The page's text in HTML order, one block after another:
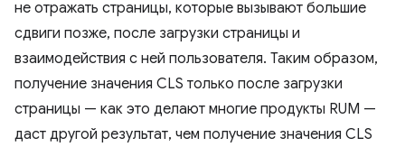
не отражать страницы, которые вызывают большие
сдвиги позже, после загрузки страницы и
взаимодействия с ней пользователя. Таким образом,
получение значения CLS только после загрузки
страницы — как это делают многие продукты RUM —
даст другой результат, чем получение значения CLS